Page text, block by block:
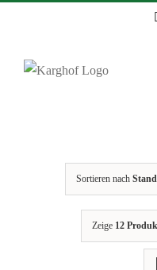
Sortieren nach
Zeige 12